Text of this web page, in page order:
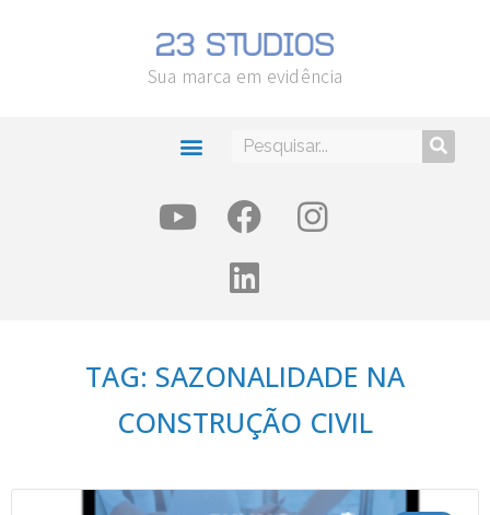
Sua marca em evidência
TAG: SAZONALIDADE NA
CONSTRUÇÃO CIVIL